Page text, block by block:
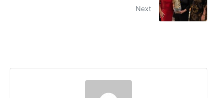
Next